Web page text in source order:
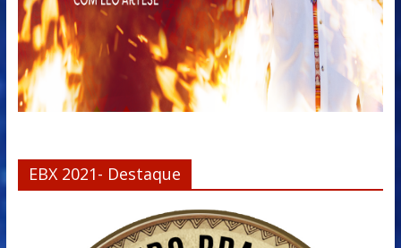
EBX 2021- Destaque